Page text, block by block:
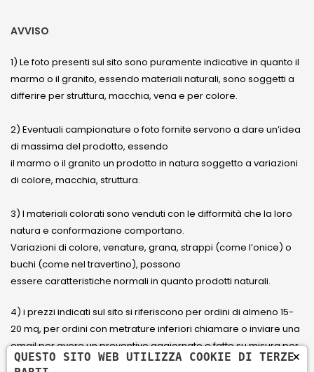
AVVISO
1) Le foto presenti sul sito sono puramente indicative in quanto il
marmo o il granito, essendo materiali naturali, sono soggetti a
differire per struttura, macchia, vena e per colore.
2) Eventuali campionature o foto fornite servono a dare un’idea
di massima del prodotto, essendo
il marmo o il granito un prodotto in natura soggetto a variazioni
di colore, macchia, struttura.
3) I materiali colorati sono venduti con le difformità che la loro
natura e conformazione comportano.
Variazioni di colore, venature, grana, strappi (come l’onice) o
buchi (come nel travertino), possono
essere caratteristiche normali in quanto prodotti naturali.
4) i prezzi indicati sul sito si riferiscono per ordini di almeno 15-
20 mq, per ordini con metrature inferiori chiamare o inviare una
email per avere un preventivo aggiornato e fatto su misura per
il cliente.
×
QUESTO SITO WEB UTILIZZA COOKIE DI TERZE